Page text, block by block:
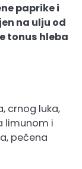
paprike i
na ulju od
tonus hleba
crnog luka,
limunom i
pečena